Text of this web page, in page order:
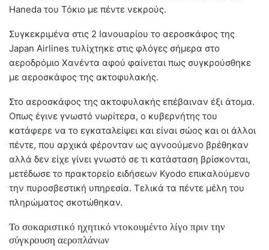
Haneda του Τόκιο με πέντε νεκρούς.
Συγκεκριμένα στις 2 Ιανουαρίου το αεροσκάφος της
Japan Airlines τυλίχτηκε στις φλόγες σήμερα στο
αεροδρόμιο Χανέντα αφού φαίνεται πως συγκρούσθηκε
με αεροσκάφος της ακτοφυλακής.
Στο αεροσκάφος της ακτοφυλακής επέβαιναν έξι άτομα.
Οπως έγινε γνωστό νωρίτερα, ο κυβερνήτης του
κατάφερε να το εγκαταλείψει και είναι σώος και οι άλλοι
πέντε, που αρχικά φέρονταν ως αγνοούμενο βρέθηκαν
αλλά δεν είχε γίνει γνωστό σε τι κατάσταση βρίσκονται,
μετέδωσε το πρακτορείο ειδήσεων Kyodo επικαλούμενο
την πυροσβεστική υπηρεσία. Τελικά τα πέντε μέλη του
πληρώματος σκοτώθηκαν.
Το σοκαριστικό ηχητικό ντοκουμέντο λίγο πριν την
σύγκρουση αεροπλάνων